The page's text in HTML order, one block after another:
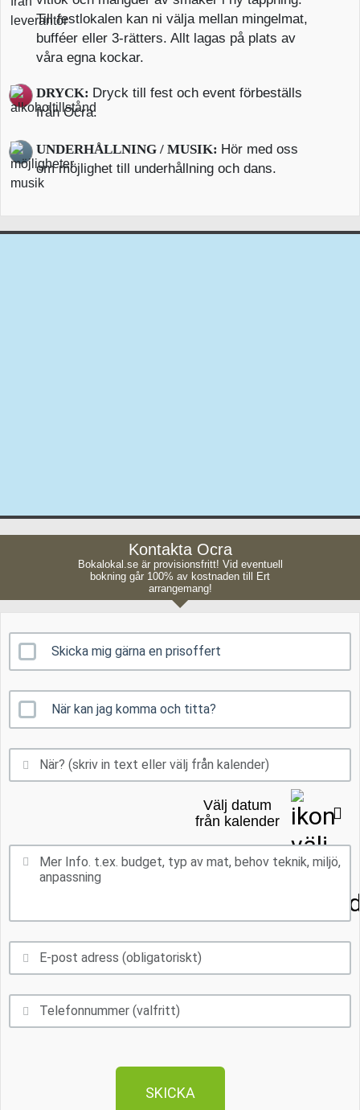
Till festlokalen kan ni välja mellan mingelmat,
bufféer eller 3-rätters. Allt lagas på plats av
våra egna kockar.
DRYCK: Dryck till fest och event förbeställs
från Ocra.
UNDERHÅLLNING / MUSIK: Hör med oss
om möjlighet till underhållning och dans.
Kontakta Ocra
Bokalokal.se är provisionsfritt! Vid eventuell
bokning går 100% av kostnaden till Ert
arrangemang!
Skicka mig gärna en prisoffert
När kan jag komma och titta?
Välj datum
från kalender
Mån Tis Ons Tor Fre Lör Sön
SKICKA